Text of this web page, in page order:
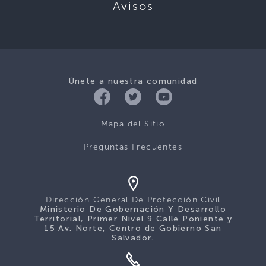
Avisos
Únete a nuestra comunidad
Mapa del Sitio
Preguntas Frecuentes
Dirección General De Protección Civil
Ministerio De Gobernación Y Desarrollo
Territorial, Primer Nivel 9 Calle Poniente y
15 Av. Norte, Centro de Gobierno San
Salvador.